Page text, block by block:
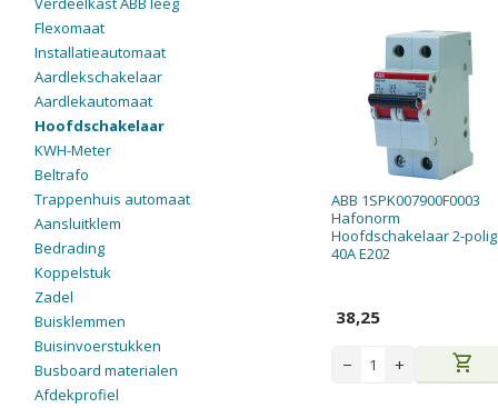
ABB 1SPK007900F0003
Hafonorm
Hoofdschakelaar 2-polig
40A E202
38,25
− + shopping_cart
Flexomaat
Installatieautomaat
Aardlekschakelaar
Aardlekautomaat
Hoofdschakelaar
KWH-Meter
Beltrafo
Trappenhuis automaat
Aansluitklem
Bedrading
Koppelstuk
Zadel
Buisklemmen
Buisinvoerstukken
Busboard materialen
Afdekprofiel